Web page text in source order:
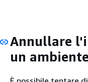
Annullare
un